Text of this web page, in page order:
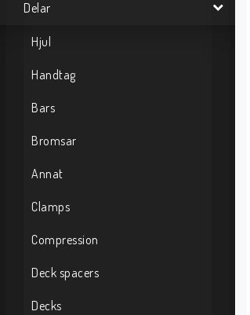
Delar
Hjul
Handtag
Bars
Bromsar
Annat
Clamps
Compression
Deck spacers
Decks